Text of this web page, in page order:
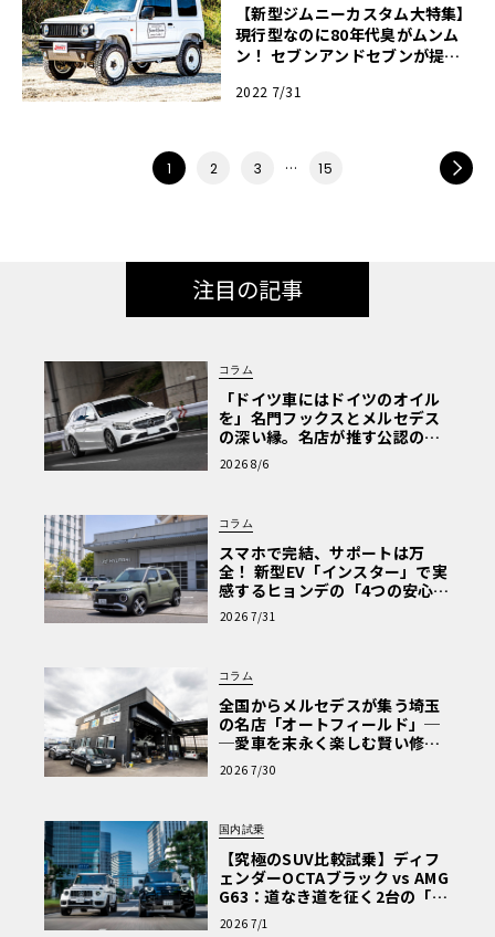
【新型ジムニーカスタム大特集】
現行型なのに80年代臭がムンム
ン！ セブンアンドセブンが提案
カスタム【ジムニー天国2022】
2022 7/31
1 2 3 … 15
注目の記事
コラム
「ドイツ車にはドイツのオイル
を」名門フックスとメルセデス
の深い縁。名店が推す公認の安
心と、Cクラスで味わうシルキー
な走り〈PR〉
2026 8/6
コラム
スマホで完結、サポートは万
全！ 新型EV「インスター」で実
感するヒョンデの「4つの安心」
【第1回・ヒョンデ6つの疑問：
Why? Hyundai?】〈PR〉
2026 7/31
コラム
全国からメルセデスが集う埼玉
の名店「オートフィールド」─
─愛車を末永く楽しむ賢い修理
術と、プロがフックス製オイル
を選ぶ理由〈PR〉
2026 7/30
国内試乗
【究極のSUV比較試乗】ディフ
ェンダーOCTAブラック vs AMG
G63：道なき道を征く2台の「対
極的アプローチ」
2026 7/1